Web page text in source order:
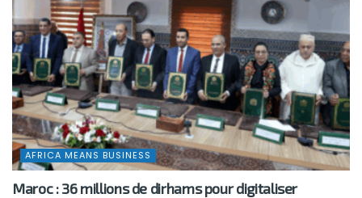
AFRICA MEANS BUSINESS
Maroc : 36 millions de dirhams pour digitaliser